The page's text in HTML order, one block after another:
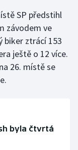
SP předstihl
závodem ve
biker ztrácí 153
ještě o 12 více.
26. místě se
byla čtvrtá